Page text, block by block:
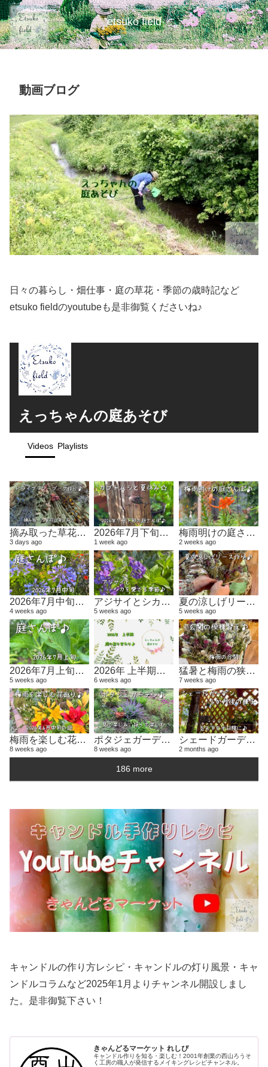
etsuko field
動画ブログ
日々の暮らし・畑仕事・庭の草花・季節の歳時記など
etsuko fieldのyoutubeも是非御覧くださいね♪
えっちゃんの庭あそび
Videos Playlists
摘み取った草花でドライフラワーブーケ作り♪
3 days ago
2026年7月下旬の庭さんぽ♪
1 week ago
梅雨明けの庭さんぽ♪
2 weeks ago
2026年7月中旬の庭さんぽ♪
4 weeks ago
アジサイとシカを愛でる今日此の頃♪
5 weeks ago
夏の涼しげリース作り♪
5 weeks ago
2026年7月上旬の庭さんぽ♪
5 weeks ago
2026年 上半期総集編！2月～6月のガーデン風景♪
6 weeks ago
猛暑と梅雨の狭間で手仕事♪
7 weeks ago
梅雨を楽しむ花巡り♪
8 weeks ago
ポタジェガーデン、見て楽しみ採って楽しむ庭づくり♪
8 weeks ago
シェードガーデン３か月の移り変わり♪
2 months ago
186 more
キャンドルの作り方レシピ・キャンドルの灯り風景・キャ
ンドルコラムなど2025年1月よりチャンネル開設しまし
た。是非御覧下さい！
きゃんどるマーケット れしぴ
キャンドル作りを知る・楽しむ！2001年創業の西山ろうそ
く工房の職人が発信するメイキングレシピチャンネル。